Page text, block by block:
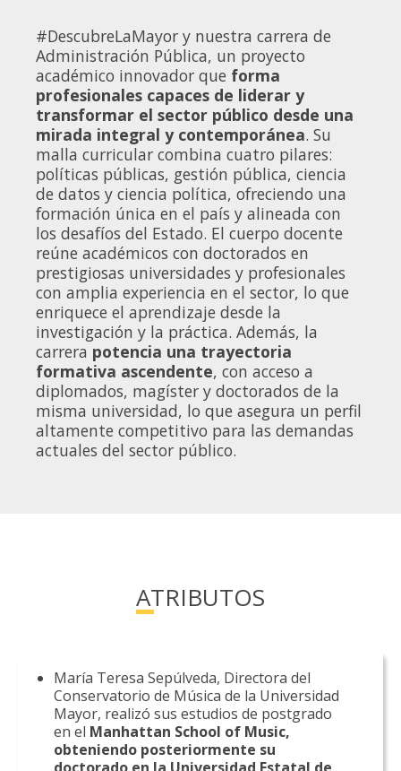
#DescubreLaMayor y nuestra carrera de
Administración Pública, un proyecto
académico innovador que forma
profesionales capaces de liderar y
transformar el sector público desde una
mirada integral y contemporánea. Su
malla curricular combina cuatro pilares:
políticas públicas, gestión pública, ciencia
de datos y ciencia política, ofreciendo una
formación única en el país y alineada con
los desafíos del Estado. El cuerpo docente
reúne académicos con doctorados en
prestigiosas universidades y profesionales
con amplia experiencia en el sector, lo que
enriquece el aprendizaje desde la
investigación y la práctica. Además, la
carrera potencia una trayectoria
formativa ascendente, con acceso a
diplomados, magíster y doctorados de la
misma universidad, lo que asegura un perfil
altamente competitivo para las demandas
actuales del sector público.
ATRIBUTOS
María Teresa Sepúlveda, Directora del
Conservatorio de Música de la Universidad
Mayor, realizó sus estudios de postgrado
en el Manhattan School of Music,
obteniendo posteriormente su